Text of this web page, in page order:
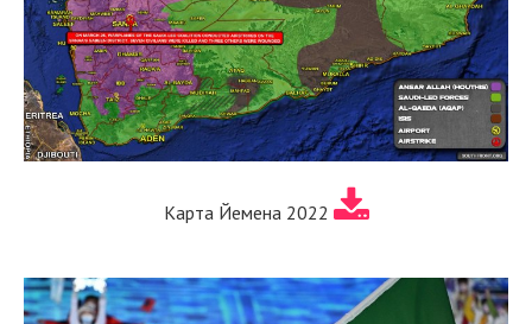
Карта Йемена 2022